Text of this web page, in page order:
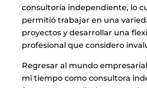
consultoría independiente, lo
permitió trabajar en una
proyectos y desarrollar una
profesional que considero
Regresar al mundo
mi tiempo como consultora